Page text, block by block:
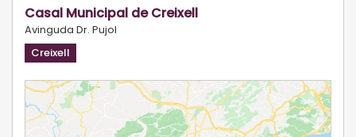
Casal Municipal de Creixell
Avinguda Dr. Pujol
Creixell